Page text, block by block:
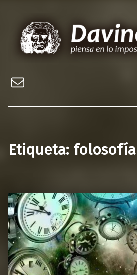
Etiqueta: folosofía